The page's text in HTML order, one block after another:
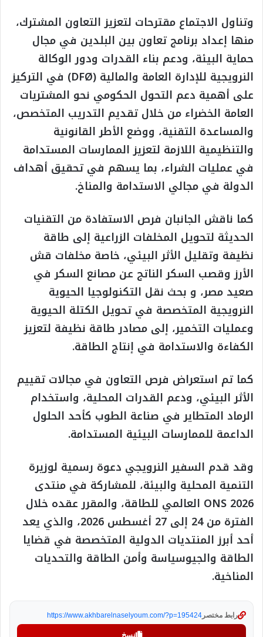
وتناول الاجتماع مقترحات لتعزيز التعاون المشترك،
منها إعداد برنامج تعاون بين البلدين في مجال
حماية البيئة، ودعم بناء القدرات ودور الوكالة
النرويجية للإدارة العامة والمالية (DFØ) في التركيز
على أهمية دعم التحول الحكومي نحو المشتريات
العامة الخضراء من خلال تقديم التدريب المتخصص،
والمساعدة التقنية، ووضع الأطر القانونية
والتنظيمية اللازمة لتعزيز الممارسات المستدامة
في عمليات الشراء، بما يسهم في تحقيق أهداف
الدولة في مجالي الاستدامة والمناخ.
كما ناقش الجانبان فرص الاستفادة من التقنيات
الحديثة لتحويل المخلفات الزراعية إلى طاقة
نظيفة وتقليل الأثر البيئي، خاصة مخلفات قش
الأرز وقصب السكر الناتج عن مصانع السكر في
صعيد مصر، و بحث نقل التكنولوجيا الحيوية
النرويجية المتخصصة في تحويل الكتلة الحيوية
وعمليات التخمير، إلى مصادر طاقة نظيفة لتعزيز
الكفاءة والاستدامة في إنتاج الطاقة.
كما تم استعراض فرص التعاون في مجالات تقييم
الأثر البيئي، ودعم القدرات المحلية، واستخدام
الرماد المتطاير في صناعة الطوب كأحد الحلول
الداعمة للممارسات البيئية المستدامة.
وقد قدم السفير النرويجي دعوة رسمية لوزيرة
التنمية المحلية والبيئة، للمشاركة في منتدى
ONS 2026 العالمي للطاقة، والمقرر عقده خلال
الفترة من 24 إلى 27 أغسطس 2026، والذي يعد
أحد أبرز المنتديات الدولية المتخصصة في قضايا
الطاقة والجيوسياسة وأمن الطاقة والتحديات
المناخية.
رابط مختصر https://www.akhbarelnaselyoum.com/?p=195424
نسخ